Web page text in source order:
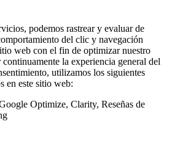
podemos rastrear y evaluar de
del clic y navegación
web con el fin de optimizar nuestro
la experiencia general del
utilizamos los siguientes
en este sitio web:
Optimize, Clarity, Reseñas de